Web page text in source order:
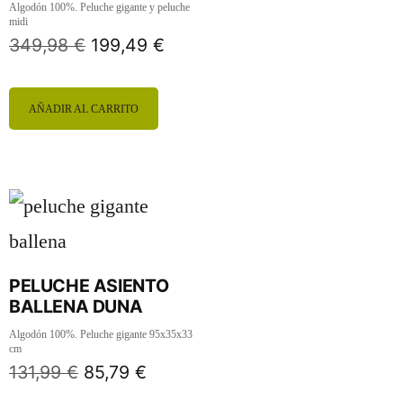
Algodón 100%. Peluche gigante y peluche
midi
349,98€ 199,49 €
AÑADIR AL CARRITO
PELUCHE ASIENTO
BALLENA DUNA
Algodón 100%. Peluche gigante 95x35x33
cm
131,99€ 85,79 €